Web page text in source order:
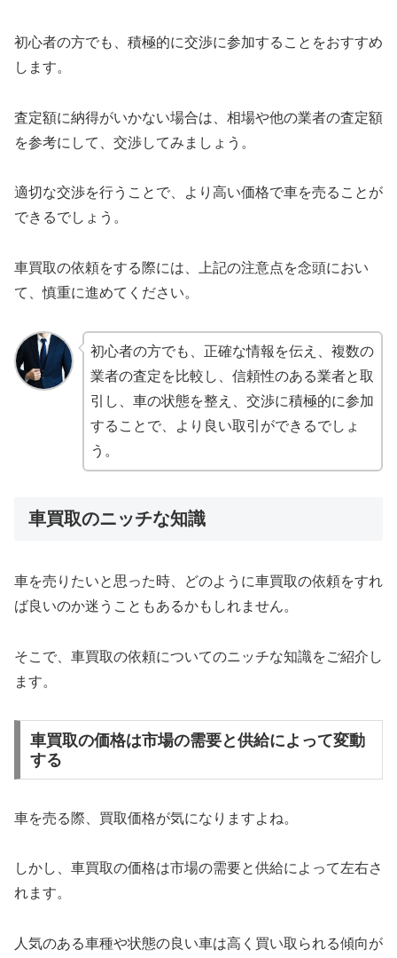
初心者の方でも、積極的に交渉に参加することをおすすめ
します。
査定額に納得がいかない場合は、相場や他の業者の査定額
を参考にして、交渉してみましょう。
適切な交渉を行うことで、より高い価格で車を売ることが
できるでしょう。
車買取の依頼をする際には、上記の注意点を念頭におい
て、慎重に進めてください。
初心者の方でも、正確な情報を伝え、複数の
業者の査定を比較し、信頼性のある業者と取
引し、車の状態を整え、交渉に積極的に参加
することで、より良い取引ができるでしょ
う。
車買取のニッチな知識
車を売りたいと思った時、どのように車買取の依頼をすれ
ば良いのか迷うこともあるかもしれません。
そこで、車買取の依頼についてのニッチな知識をご紹介し
ます。
車買取の価格は市場の需要と供給によって変動
する
車を売る際、買取価格が気になりますよね。
しかし、車買取の価格は市場の需要と供給によって左右さ
れます。
人気のある車種や状態の良い車は高く買い取られる傾向が